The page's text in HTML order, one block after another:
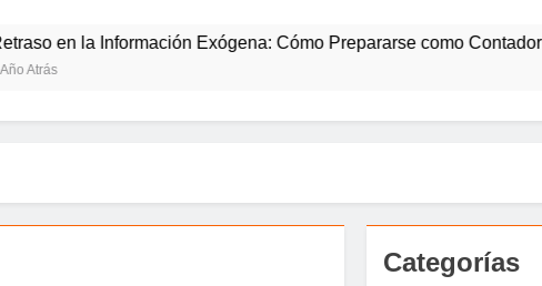
la Información Exógena: Cómo Prepararse como Contador
Categorías